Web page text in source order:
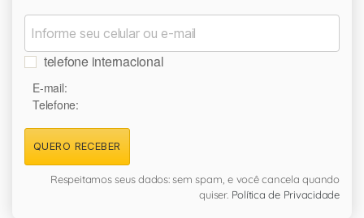
telefone internacional
E-mail:
Telefone:
QUERO RECEBER
Respeitamos seus dados: sem spam, e você cancela quando
quiser. Política de Privacidade